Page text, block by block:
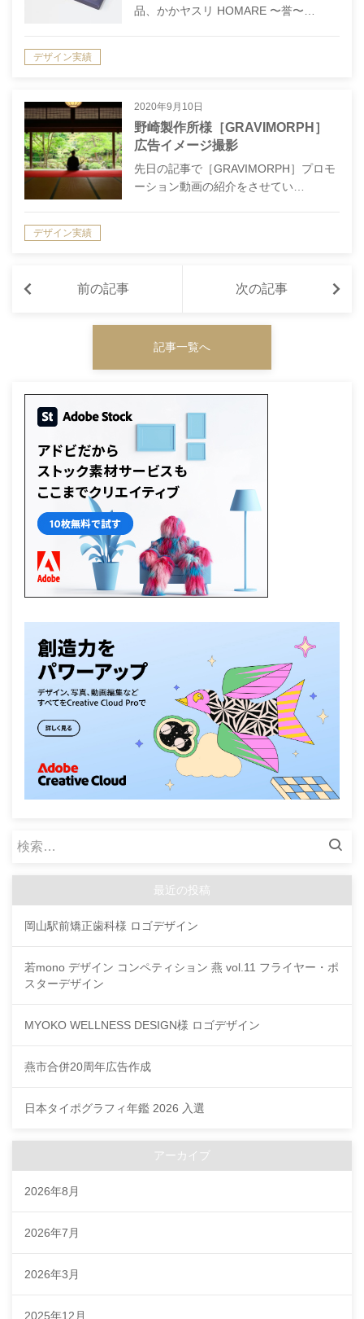
品、かかヤスリ HOMARE 〜誉〜…
デザイン実績
2020年9月10日
野崎製作所様［GRAVIMORPH］
広告イメージ撮影
先日の記事で［GRAVIMORPH］プロモ
ーション動画の紹介をさせてい…
デザイン実績
前の記事 次の記事
記事一覧へ
検
最近の投稿
岡山駅前矯正歯科様 ロゴデザイン
若mono デザイン コンペティション 燕 vol.11 フライヤー・ポ
スターデザイン
MYOKO WELLNESS DESIGN様 ロゴデザイン
燕市合併20周年広告作成
日本タイポグラフィ年鑑 2026 入選
アーカイブ
2026年8月
2026年7月
2026年3月
2025年12月